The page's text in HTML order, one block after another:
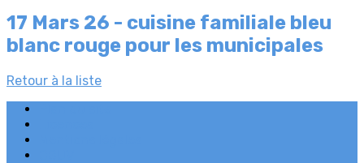
17 Mars 26 - cuisine familiale bleu
blanc rouge pour les municipales
Retour à la liste